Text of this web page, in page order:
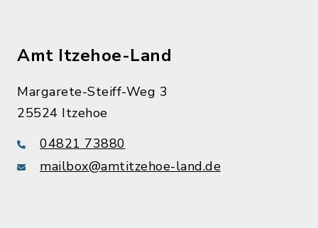
Amt Itzehoe-Land
Margarete-Steiff-Weg 3
25524 Itzehoe
04821 73880
mailbox@amtitzehoe-land.de